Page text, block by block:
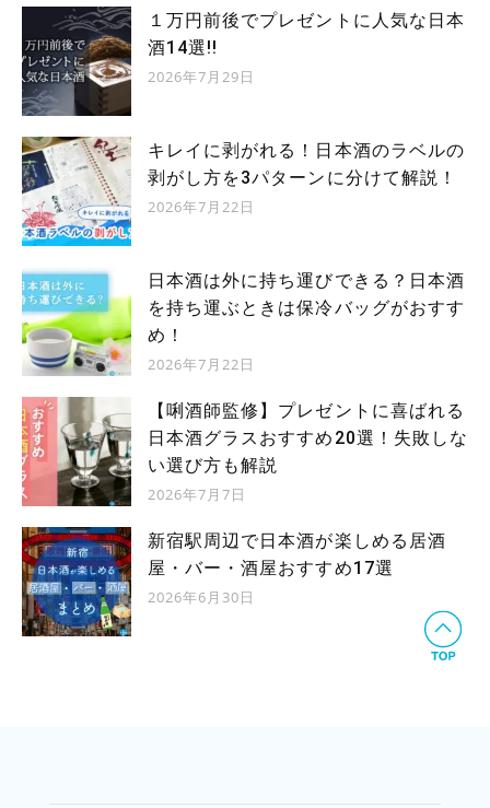
１万円前後でプレゼントに人気な日本
酒14選!!
2026年7月29日
キレイに剥がれる！日本酒のラベルの
剥がし方を3パターンに分けて解説！
2026年7月22日
日本酒は外に持ち運びできる？日本酒
を持ち運ぶときは保冷バッグがおすす
め！
2026年7月22日
【唎酒師監修】プレゼントに喜ばれる
日本酒グラスおすすめ20選！失敗しな
い選び方も解説
2026年7月7日
新宿駅周辺で日本酒が楽しめる居酒
屋・バー・酒屋おすすめ17選
2026年6月30日